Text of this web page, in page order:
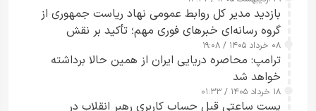
بازدید مدیر کل روابط عمومی نهاد ریاست جمهوری از
گروه رسانه‌ای خبرهای فوری مهم؛ تأکید بر نقش
رسانه‌های هوشمند و مسئول در ارتقای آگاهی عمومی
۰۸ خرداد ۱۴۰۵ / ۱۹:۰۸
ترامپ: محاصره دریایی ایران از همین حالا برداشته
خواهد شد
۱۸ خرداد ۱۴۰۵ / ۰۱:۳۳
پست ساعتی قبل حساب کاربری رهبر انقلاب در